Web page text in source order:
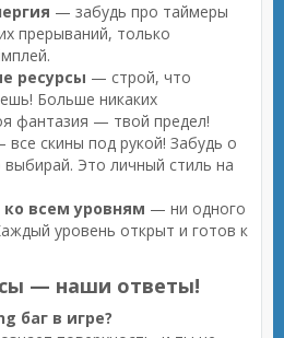
— забудь про таймеры
прерываний, только
ресурсы — строй, что
Больше никаких
фантазия — твой предел!
все скины под рукой! Забудь о
выбирай. Это личный стиль на
всем уровням — ни одного
уровень открыт и готов к
— наши ответы!
баг в игре?